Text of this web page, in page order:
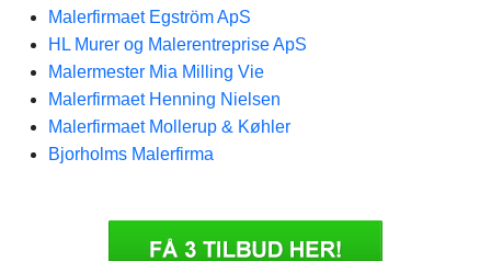
Malerfirmaet Egström ApS
HL Murer og Malerentreprise ApS
Malermester Mia Milling Vie
Malerfirmaet Henning Nielsen
Malerfirmaet Mollerup & Køhler
Bjorholms Malerfirma